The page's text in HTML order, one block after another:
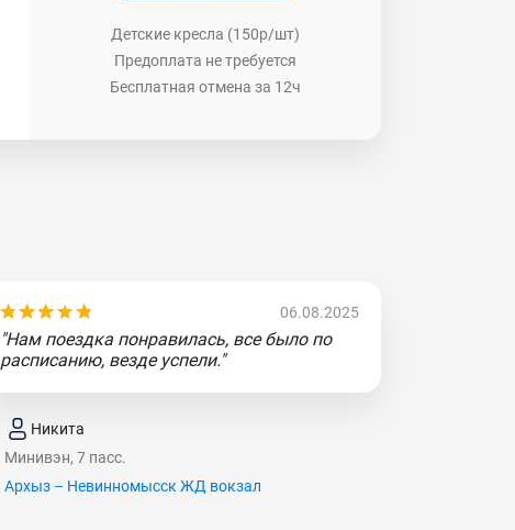
Детские кресла (150р/шт)
Предоплата не требуется
Бесплатная отмена за 12ч
06.08.2025
"Нам поездка понравилась, все было по
расписанию, везде успели."
Никита
Минивэн, 7 пасс.
Архыз – Невинномысск ЖД вокзал